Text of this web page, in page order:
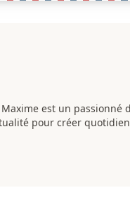
est un passionné
pour créer